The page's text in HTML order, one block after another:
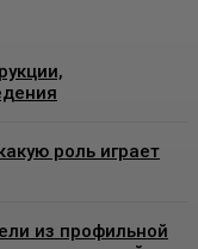
роль играет
из профильной